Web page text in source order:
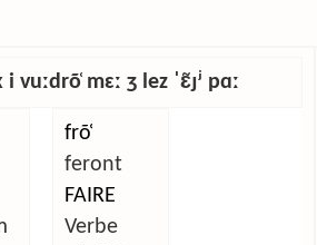
vuːdrõ̜ mɛː ʒ lez ˈɛ̃ɟʲ pɑː
frõ̜
feront
FAIRE
Verbe